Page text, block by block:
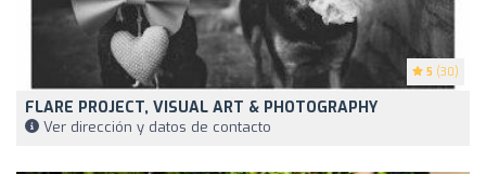
5 (30)
FLARE PROJECT, VISUAL ART & PHOTOGRAPHY
Ver dirección y datos de contacto